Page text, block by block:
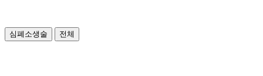
심폐소생술 전체